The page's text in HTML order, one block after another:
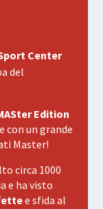
Center
del
Edition
con un grande
Master!
circa 1000
e ha visto
e sfida al